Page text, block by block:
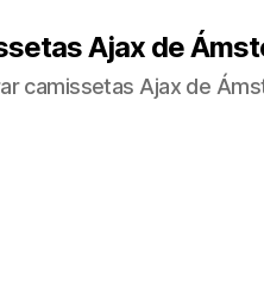
Ajax de
camissetas Ajax de